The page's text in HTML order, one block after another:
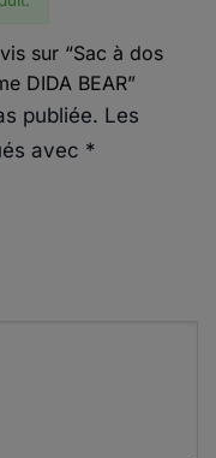
sur “Sac à dos
DIDA BEAR”
publiée. Les
avec *